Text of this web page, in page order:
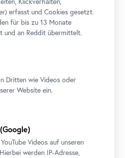
Farbe, Form und
Linie!
2026 10:30 - 12:30
erfasst und Cookies gesetzt.
für bis zu 13 Monate
und an Reddit übermittelt.
Dritten wie Videos oder
Website ein.
(Google)
YouTube Videos auf unseren
werden IP-Adresse,